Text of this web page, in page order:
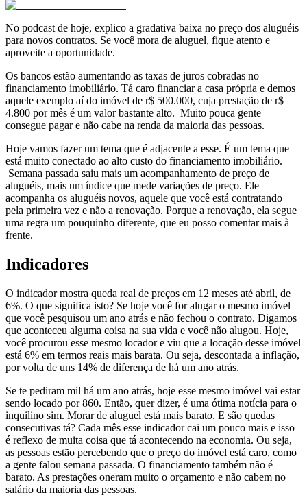
No podcast de hoje, explico a gradativa baixa no preço dos aluguéis
para novos contratos. Se você mora de aluguel, fique atento e
aproveite a oportunidade.
Os bancos estão aumentando as taxas de juros cobradas no
financiamento imobiliário. Tá caro financiar a casa própria e demos
aquele exemplo aí do imóvel de r$ 500.000, cuja prestação de r$
4.800 por mês é um valor bastante alto. Muito pouca gente
consegue pagar e não cabe na renda da maioria das pessoas.
Hoje vamos fazer um tema que é adjacente a esse. É um tema que
está muito conectado ao alto custo do financiamento imobiliário.
Semana passada saiu mais um acompanhamento de preço de
aluguéis, mais um índice que mede variações de preço. Ele
acompanha os aluguéis novos, aquele que você está contratando
pela primeira vez e não a renovação. Porque a renovação, ela segue
uma regra um pouquinho diferente, que eu posso comentar mais à
frente.
Indicadores
O indicador mostra queda real de preços em 12 meses até abril, de
6%. O que significa isto? Se hoje você for alugar o mesmo imóvel
que você pesquisou um ano atrás e não fechou o contrato. Digamos
que aconteceu alguma coisa na sua vida e você não alugou. Hoje,
você procurou esse mesmo locador e viu que a locação desse imóvel
está 6% em termos reais mais barata. Ou seja, descontada a inflação,
por volta de uns 14% de diferença de há um ano atrás.
Se te pediram mil há um ano atrás, hoje esse mesmo imóvel vai estar
sendo locado por 860. Então, quer dizer, é uma ótima notícia para o
inquilino sim. Morar de aluguel está mais barato. E são quedas
consecutivas tá? Cada mês esse indicador cai um pouco mais e isso
é reflexo de muita coisa que tá acontecendo na economia. Ou seja,
as pessoas estão percebendo que o preço do imóvel está caro, como
a gente falou semana passada. O financiamento também não é
barato. As prestações oneram muito o orçamento e não cabem no
salário da maioria das pessoas.